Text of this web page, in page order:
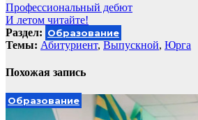
Навигация
по
записям
Профессиональный дебют
И летом читайте!
Раздел: Образование
Темы: Абитуриент, Выпускной, Юрга
Похожая запись
Образование